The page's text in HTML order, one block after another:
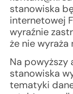
stanowiska
internetowej
wyraźnie
że nie wyraża
Na powyższy
stanowiska
tematyki